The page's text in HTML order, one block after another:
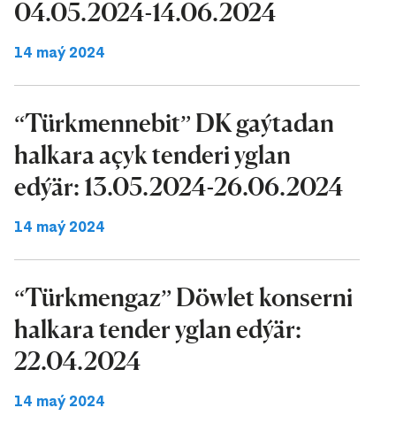
04.05.2024-14.06.2024
14 maý 2024
“Türkmennebit” DK gaýtadan
halkara açyk tenderi yglan
edýär: 13.05.2024-26.06.2024
14 maý 2024
“Türkmengaz” Döwlet konserni
halkara tender yglan edýär:
22.04.2024
14 maý 2024